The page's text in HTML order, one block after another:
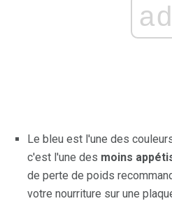
ad
Le bleu est l'une des
c'est l'une des moins
de perte de poids
votre nourriture sur une